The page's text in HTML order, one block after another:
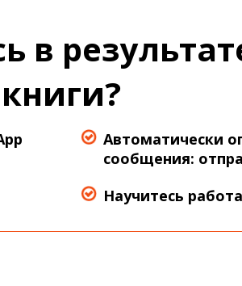
в
книги?
Автоматически
сообщения:
Научитесь